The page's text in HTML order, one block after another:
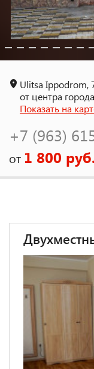
Ulitsa Ippodrom,
от центра
Показать на
+7 (963)
от 1 800